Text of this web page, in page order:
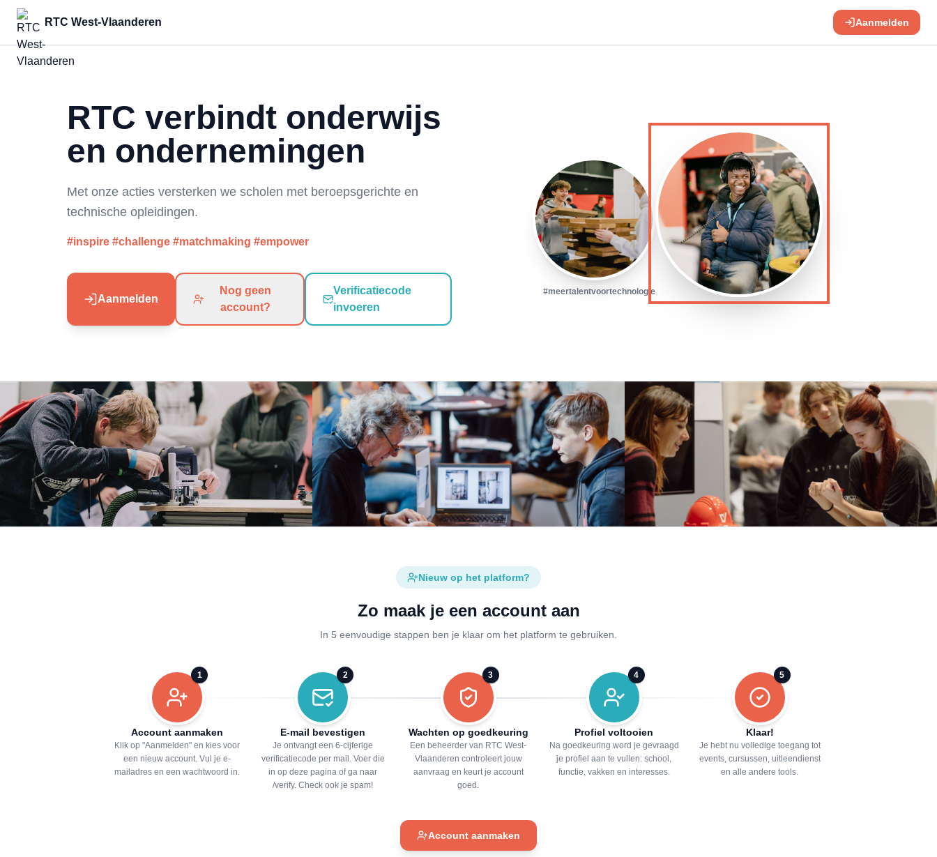
RTC West-Vlaanderen Aanmelden
RTC verbindt onderwijs
en ondernemingen
Met onze acties versterken we scholen met beroepsgerichte en
technische opleidingen.
#inspire #challenge #matchmaking #empower
Aanmelden
Nog geen
account?
Verificatiecode
invoeren
#meertalentvoortechnologie
Nieuw op het platform?
Zo maak je een account aan
In 5 eenvoudige stappen ben je klaar om het platform te gebruiken.
1
Account aanmaken
Klik op "Aanmelden" en kies voor
een nieuw account. Vul je e-
mailadres en een wachtwoord in.
2
E-mail bevestigen
Je ontvangt een 6-cijferige
verificatiecode per mail. Voer die
in op deze pagina of ga naar
/verify. Check ook je spam!
3
Wachten op goedkeuring
Een beheerder van RTC West-
Vlaanderen controleert jouw
aanvraag en keurt je account
goed.
4
Profiel voltooien
Na goedkeuring word je gevraagd
je profiel aan te vullen: school,
functie, vakken en interesses.
5
Klaar!
Je hebt nu volledige toegang tot
events, cursussen, uitleendienst
en alle andere tools.
Account aanmaken